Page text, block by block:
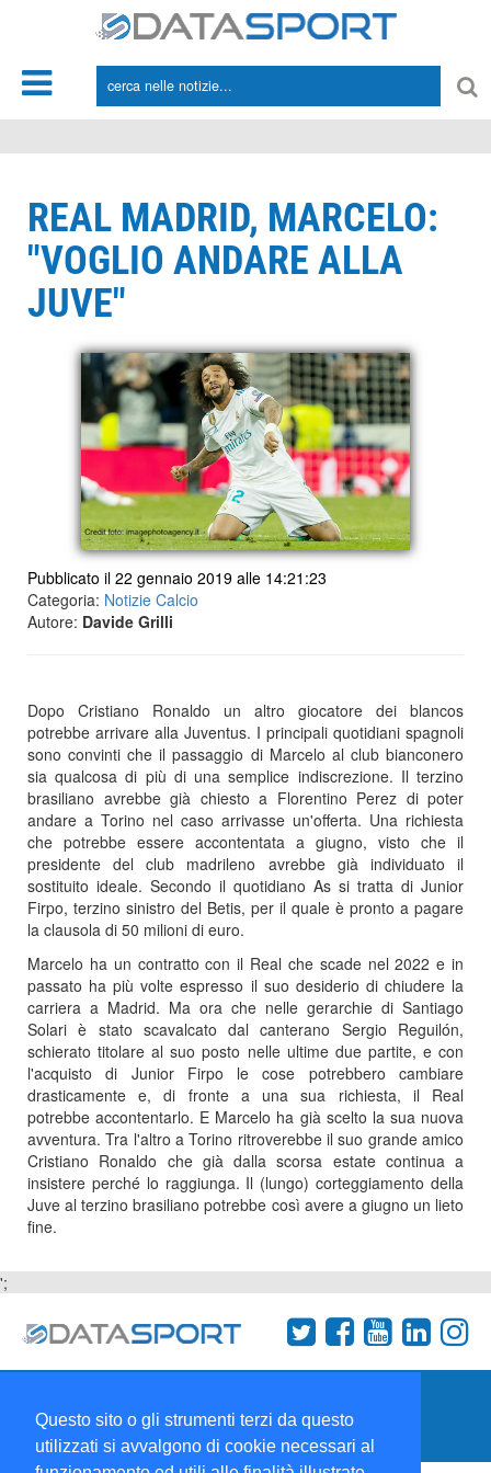
Questo sito o gli strumenti terzi da questo
utilizzati si avvalgono di cookie necessari al
REAL MADRID, MARCELO:
"VOGLIO ANDARE ALLA
JUVE"
Pubblicato il 22 gennaio 2019 alle 14:21:23
Categoria: Notizie Calcio
Autore: Davide Grilli
Dopo Cristiano Ronaldo un altro giocatore dei blancos
potrebbe arrivare alla Juventus. I principali quotidiani spagnoli
sono convinti che il passaggio di Marcelo al club bianconero
sia qualcosa di più di una semplice indiscrezione. Il terzino
brasiliano avrebbe già chiesto a Florentino Perez di poter
andare a Torino nel caso arrivasse un'offerta. Una richiesta
che potrebbe essere accontentata a giugno, visto che il
presidente del club madrileno avrebbe già individuato il
sostituito ideale. Secondo il quotidiano As si tratta di Junior
Firpo, terzino sinistro del Betis, per il quale è pronto a pagare
la clausola di 50 milioni di euro.
Marcelo ha un contratto con il Real che scade nel 2022 e in
passato ha più volte espresso il suo desiderio di chiudere la
carriera a Madrid. Ma ora che nelle gerarchie di Santiago
Solari è stato scavalcato dal canterano Sergio Reguilón,
schierato titolare al suo posto nelle ultime due partite, e con
l'acquisto di Junior Firpo le cose potrebbero cambiare
drasticamente e, di fronte a una sua richiesta, il Real
potrebbe accontentarlo. E Marcelo ha già scelto la sua nuova
avventura. Tra l'altro a Torino ritroverebbe il suo grande amico
Cristiano Ronaldo che già dalla scorsa estate continua a
insistere perché lo raggiunga. Il (lungo) corteggiamento della
Juve al terzino brasiliano potrebbe così avere a giugno un lieto
fine.
';
Collabora con noi